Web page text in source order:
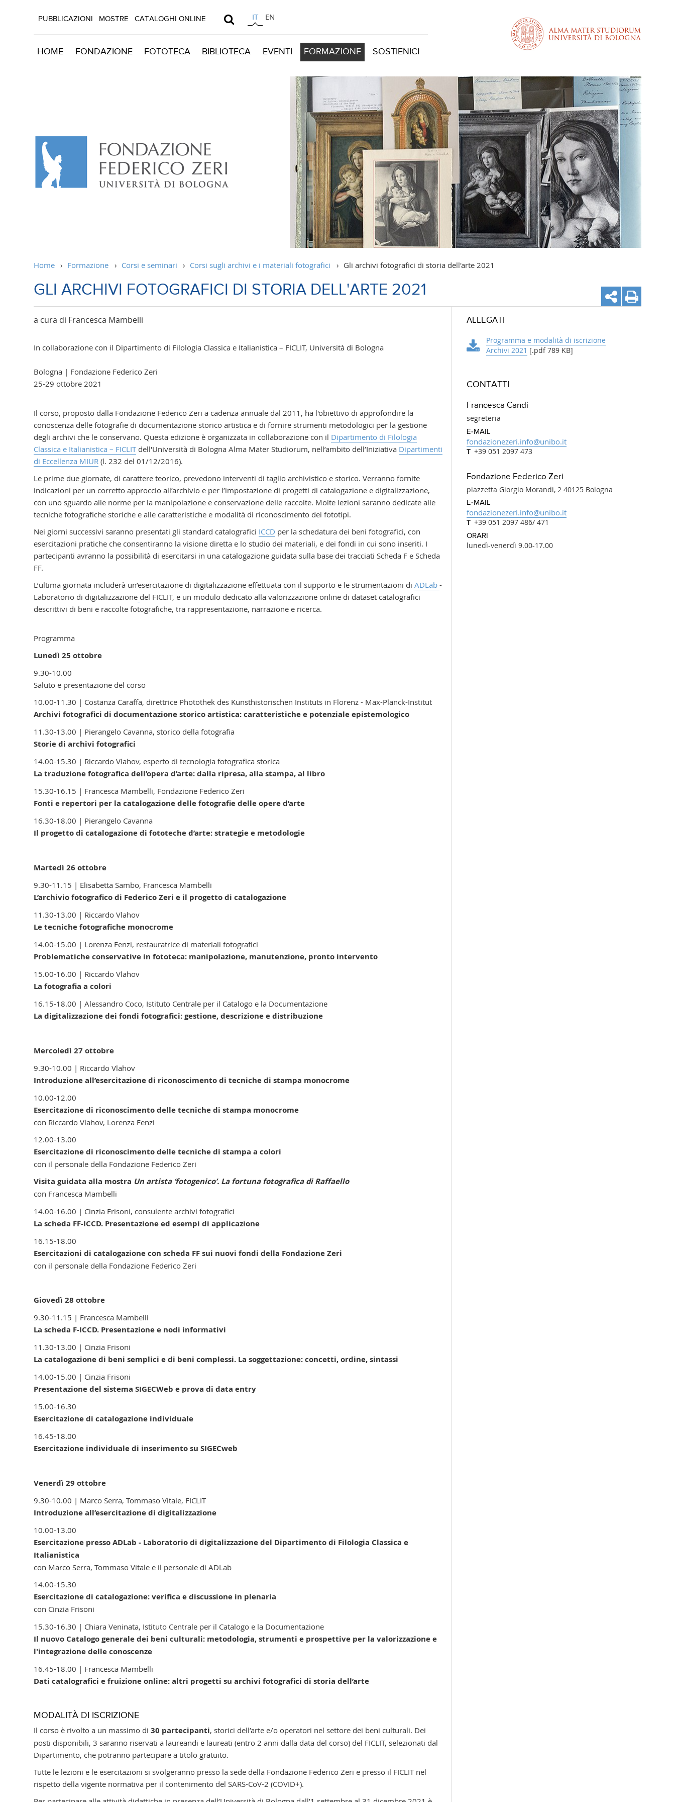
PUBBLICAZIONI MOSTRE CATALOGHI ONLINE IT EN
HOME FONDAZIONE FOTOTECA BIBLIOTECA EVENTI FORMAZIONE SOSTIENICI
Home › Formazione › Corsi e seminari › Corsi sugli archivi e i materiali fotografici › Gli archivi fotografici di storia dell'arte 2021
GLI ARCHIVI FOTOGRAFICI DI STORIA DELL'ARTE 2021
a cura di Francesca Mambelli
In collaborazione con il Dipartimento di Filologia Classica e Italianistica – FICLIT, Università di Bologna
Bologna | Fondazione Federico Zeri
25-29 ottobre 2021
Il corso, proposto dalla Fondazione Federico Zeri a cadenza annuale dal 2011, ha l'obiettivo di approfondire la
conoscenza delle fotografie di documentazione storico artistica e di fornire strumenti metodologici per la gestione
degli archivi che le conservano. Questa edizione è organizzata in collaborazione con il Dipartimento di Filologia
Classica e Italianistica – FICLITdell'Università di Bologna Alma Mater Studiorum, nell’ambito dell’Iniziativa Dipartimenti
di Eccellenza MIUR (l. 232 del 01/12/2016).
Le prime due giornate, di carattere teorico, prevedono interventi di taglio archivistico e storico. Verranno fornite
indicazioni per un corretto approccio all’archivio e per l’impostazione di progetti di catalogazione e digitalizzazione,
con uno sguardo alle norme per la manipolazione e conservazione delle raccolte. Molte lezioni saranno dedicate alle
tecniche fotografiche storiche e alle caratteristiche e modalità di riconoscimento dei fototipi.
Nei giorni successivi saranno presentati gli standard catalografici ICCD per la schedatura dei beni fotografici, con
esercitazioni pratiche che consentiranno la visione diretta e lo studio dei materiali, e dei fondi in cui sono inseriti. I
partecipanti avranno la possibilità di esercitarsi in una catalogazione guidata sulla base dei tracciati Scheda F e Scheda
FF.
L’ultima giornata includerà un’esercitazione di digitalizzazione effettuata con il supporto e le strumentazioni di ADLab -
Laboratorio di digitalizzazione del FICLIT, e un modulo dedicato alla valorizzazione online di dataset catalografici
descrittivi di beni e raccolte fotografiche, tra rappresentazione, narrazione e ricerca.
Programma
Lunedì 25 ottobre
9.30-10.00
Saluto e presentazione del corso
10.00-11.30 | Costanza Caraffa, direttrice Photothek des Kunsthistorischen Instituts in Florenz - Max-Planck-Institut
Archivi fotografici di documentazione storico artistica: caratteristiche e potenziale epistemologico
11.30-13.00 | Pierangelo Cavanna, storico della fotografia
Storie di archivi fotografici
14.00-15.30 | Riccardo Vlahov, esperto di tecnologia fotografica storica
La traduzione fotografica dell’opera d’arte: dalla ripresa, alla stampa, al libro
15.30-16.15 | Francesca Mambelli, Fondazione Federico Zeri
Fonti e repertori per la catalogazione delle fotografie delle opere d’arte
16.30-18.00 | Pierangelo Cavanna
Il progetto di catalogazione di fototeche d’arte: strategie e metodologie
Martedì 26 ottobre
9.30-11.15 | Elisabetta Sambo, Francesca Mambelli
L’archivio fotografico di Federico Zeri e il progetto di catalogazione
11.30-13.00 | Riccardo Vlahov
Le tecniche fotografiche monocrome
14.00-15.00 | Lorenza Fenzi, restauratrice di materiali fotografici
Problematiche conservative in fototeca: manipolazione, manutenzione, pronto intervento
15.00-16.00 | Riccardo Vlahov
La fotografia a colori
16.15-18.00 | Alessandro Coco, Istituto Centrale per il Catalogo e la Documentazione
La digitalizzazione dei fondi fotografici: gestione, descrizione e distribuzione
Mercoledì 27 ottobre
9.30-10.00 | Riccardo Vlahov
Introduzione all’esercitazione di riconoscimento di tecniche di stampa monocrome
10.00-12.00
Esercitazione di riconoscimento delle tecniche di stampa monocrome
con Riccardo Vlahov, Lorenza Fenzi
12.00-13.00
Esercitazione di riconoscimento delle tecniche di stampa a colori
con il personale della Fondazione Federico Zeri
Visita guidata alla mostra Un artista ‘fotogenico’. La fortuna fotografica di Raffaello
con Francesca Mambelli
14.00-16.00 | Cinzia Frisoni, consulente archivi fotografici
La scheda FF-ICCD. Presentazione ed esempi di applicazione
16.15-18.00
Esercitazioni di catalogazione con scheda FF sui nuovi fondi della Fondazione Zeri
con il personale della Fondazione Federico Zeri
Giovedì 28 ottobre
9.30-11.15 | Francesca Mambelli
La scheda F-ICCD. Presentazione e nodi informativi
11.30-13.00 | Cinzia Frisoni
La catalogazione di beni semplici e di beni complessi. La soggettazione: concetti, ordine, sintassi
14.00-15.00 | Cinzia Frisoni
Presentazione del sistema SIGECWeb e prova di data entry
15.00-16.30
Esercitazione di catalogazione individuale
16.45-18.00
Esercitazione individuale di inserimento su SIGECweb
Venerdì 29 ottobre
9.30-10.00 | Marco Serra, Tommaso Vitale, FICLIT
Introduzione all’esercitazione di digitalizzazione
10.00-13.00
Esercitazione presso ADLab - Laboratorio di digitalizzazione del Dipartimento di Filologia Classica e
Italianistica
con Marco Serra, Tommaso Vitale e il personale di ADLab
14.00-15.30
Esercitazione di catalogazione: verifica e discussione in plenaria
con Cinzia Frisoni
15.30-16.30 | Chiara Veninata, Istituto Centrale per il Catalogo e la Documentazione
Il nuovo Catalogo generale dei beni culturali: metodologia, strumenti e prospettive per la valorizzazione e
l'integrazione delle conoscenze
16.45-18.00 | Francesca Mambelli
Dati catalografici e fruizione online: altri progetti su archivi fotografici di storia dell’arte
MODALITÀ DI ISCRIZIONE
Il corso è rivolto a un massimo di 30 partecipanti, storici dell’arte e/o operatori nel settore dei beni culturali. Dei
posti disponibili, 3 saranno riservati a laureandi e laureati (entro 2 anni dalla data del corso) del FICLIT, selezionati dal
Dipartimento, che potranno partecipare a titolo gratuito.
Tutte le lezioni e le esercitazioni si svolgeranno presso la sede della Fondazione Federico Zeri e presso il FICLIT nel
rispetto della vigente normativa per il contenimento del SARS-CoV-2 (COVID+).
ALLEGATI
Programma e modalità di iscrizione
Archivi 2021 [.pdf 789 KB]
CONTATTI
Francesca Candi
segreteria
E-MAIL
fondazionezeri.info@unibo.it
+39 051 2097 473
Fondazione Federico Zeri
piazzetta Giorgio Morandi, 2 40125 Bologna
E-MAIL
fondazionezeri.info@unibo.it
+39 051 2097 486/ 471
ORARI
lunedì-venerdì 9.00-17.00